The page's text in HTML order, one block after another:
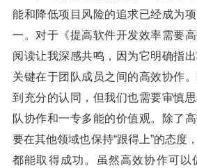
能和降低项目风险的追求已经成为
一。对于《提高软件开发效率需要
阅读让我深感共鸣，因为它明确指
关键在于团队成员之间的高效协作
到充分的认同，但我们也需要审慎
队协作和一专多能的价值观。除了
要在其他领域也保持“跟得上”的态度
都能取得成功。虽然高效协作可以